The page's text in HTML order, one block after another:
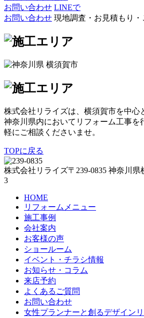
メーカー
Takara standard（5）
TOCLAS（3）
メーカー
Takara standard（4）
対応サイズ
500mm（2）
600mm（9）
800mm（4）
850mm（4）
1100mm（4）
1250mm（4）
1400mm（4）
1450mm（4）
1700mm（3）
メーカー
TOTO（18）
タンクレストイレ（7）
ウォシュレット／シャワートイレ
合わせ（3）
（12）
メーカー
お問い合わせ LINEで
お問い合わせ 現地調査・お見積もり
株式会社リライズは、横須賀市を中心
神奈川県内においてリフォーム工事を
軽にご相談くださいませ。
TOPに戻る
株式会社リライズ〒239-0835 神奈川県
3
HOME
リフォームメニュー
施工事例
会社案内
お客様の声
ショールーム
イベント・チラシ情報
お知らせ・コラム
来店予約
よくあるご質問
お問い合わせ
女性プランナーと創るデザイン